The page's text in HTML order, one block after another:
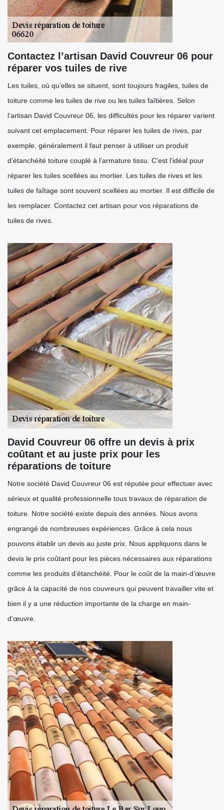
Contactez l’artisan David Couvreur 06 pour
réparer vos tuiles de rive
Les tuiles, où qu’elles se situent, sont toujours fragiles, tuiles de
toiture comme les tuiles de rive ou les tuiles faîtières. Selon
l’artisan David Couvreur 06, les difficultés pour les réparer varient
suivant cet emplacement. Pour réparer les tuiles de rives, par
exemple, généralement il faut penser à utiliser un produit
d’étanchéité toiture couplé à l’armature tissu. C’est l’idéal pour
réparer les tuiles scellées au mortier. Les tuiles de rives et les
tuiles de faîtage sont souvent scellées au mortier. Il est difficile de
les remplacer. Contactez cet artisan pour vos réparations de
tuiles de rives.
David Couvreur 06 offre un devis à prix
coûtant et au juste prix pour les
réparations de toiture
Notre société David Couvreur 06 est réputée pour effectuer avec
sérieux et qualité professionnelle tous travaux de réparation de
toiture. Notre société existe depuis des années. Nous avons
engrangé de nombreuses expériences. Grâce à cela nous
pouvons établir un devis au juste prix. Nous appliquons dans le
devis le prix coûtant pour les pièces nécessaires aux réparations
comme les produits d’étanchéité. Pour le coût de la main-d’œuvre
grâce à la capacité de nos couvreurs qui peuvent travailler vite et
bien il y a une réduction importante de la charge en main-
d’œuvre.